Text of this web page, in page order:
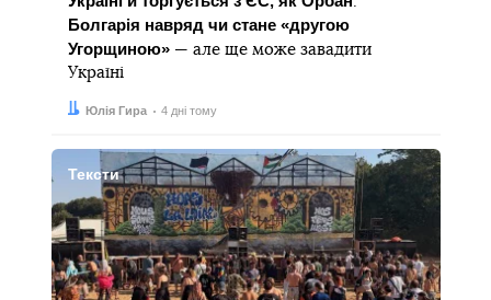
Болгарія навряд чи стане «другою
Угорщиною» — але ще може завадити
Україні
Автор:
Юлія Гира
Дата: 4 дні тому
Тексти